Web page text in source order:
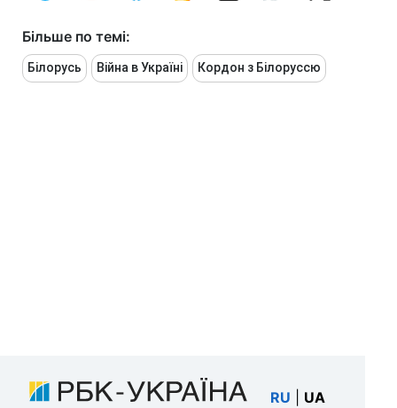
Більше по темі:
Білорусь Війна в Україні Кордон з Білоруссю
RU UA